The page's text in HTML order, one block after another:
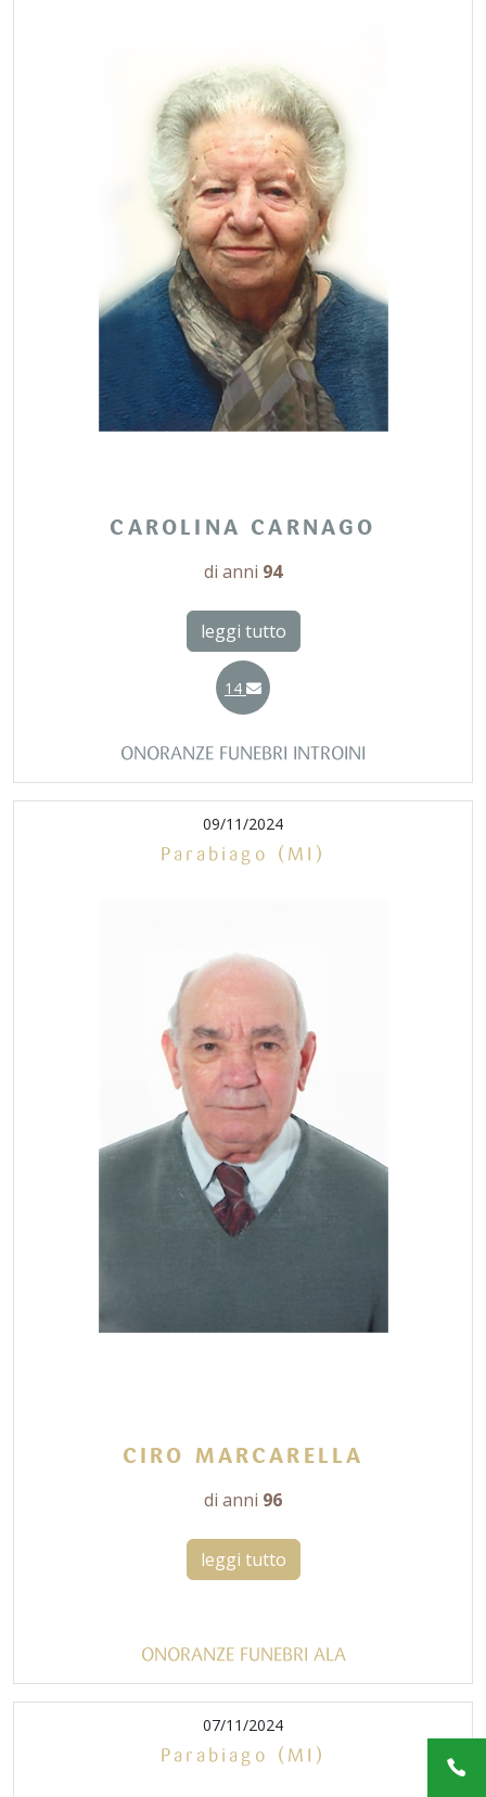
CAROLINA CARNAGO
di anni 94
leggi tutto
14
ONORANZE FUNEBRI INTROINI
09/11/2024
Parabiago (MI)
CIRO MARCARELLA
di anni 96
leggi tutto
ONORANZE FUNEBRI ALA
07/11/2024
Parabiago (MI)